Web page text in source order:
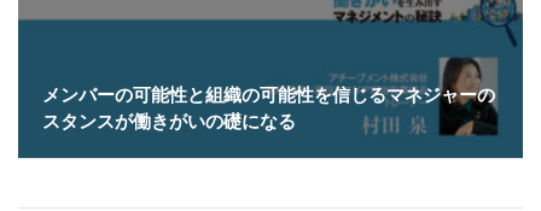
メンバーの可能性と組織の可能性を信じるマネジャーの
スタンスが働きがいの礎になる